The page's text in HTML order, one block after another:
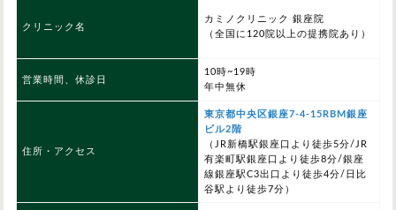
クリニック名
カミノクリニック 銀座院
（全国に120院以上の提携院あり）
営業時間、休診日
10時~19時
年中無休
住所・アクセス
東京都中央区銀座7-4-15RBM銀座
ビル2階
（JR新橋駅銀座口より徒歩5分/JR
有楽町駅銀座口より徒歩8分/銀座
線銀座駅C3出口より徒歩4分/日比
谷駅より徒歩7分）